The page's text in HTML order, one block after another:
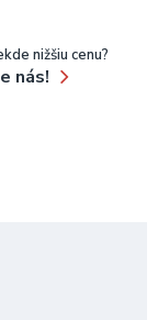
nižšiu cenu?
nás!